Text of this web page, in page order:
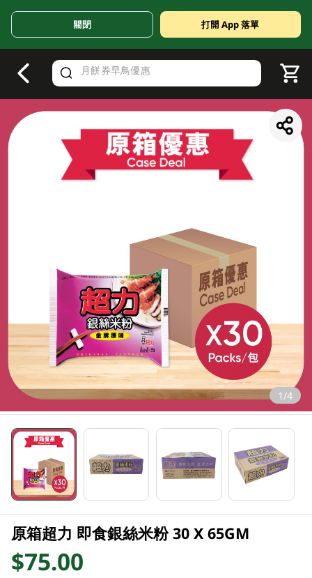
Valid Until 30 June 2026
關閉 打開 App 落單
1/4
原箱超力 即食銀絲米粉 30 X 65GM
$75.00